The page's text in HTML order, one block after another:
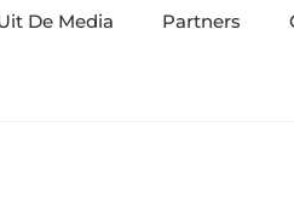
De Media Partners